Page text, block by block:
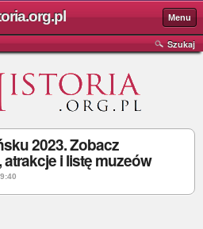
Menu
Szukaj
2023. Zobacz
i listę muzeów